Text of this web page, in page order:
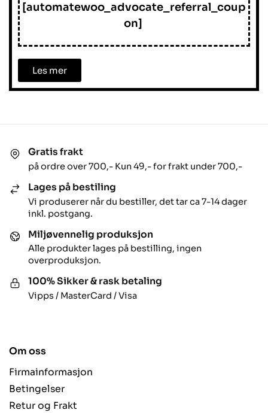
[automatewoo_advocate_referral_coup
on]
Les mer
Gratis frakt
på ordre over 700,- Kun 49,- for frakt under 700,-
Lages på bestiling
Vi produserer når du bestiller, det tar ca 7-14 dager
inkl. postgang.
Miljøvennelig produksjon
Alle produkter lages på bestilling, ingen
overproduksjon.
100% Sikker & rask betaling
Vipps / MasterCard / Visa
Om oss
Firmainformasjon
Betingelser
Retur og Frakt